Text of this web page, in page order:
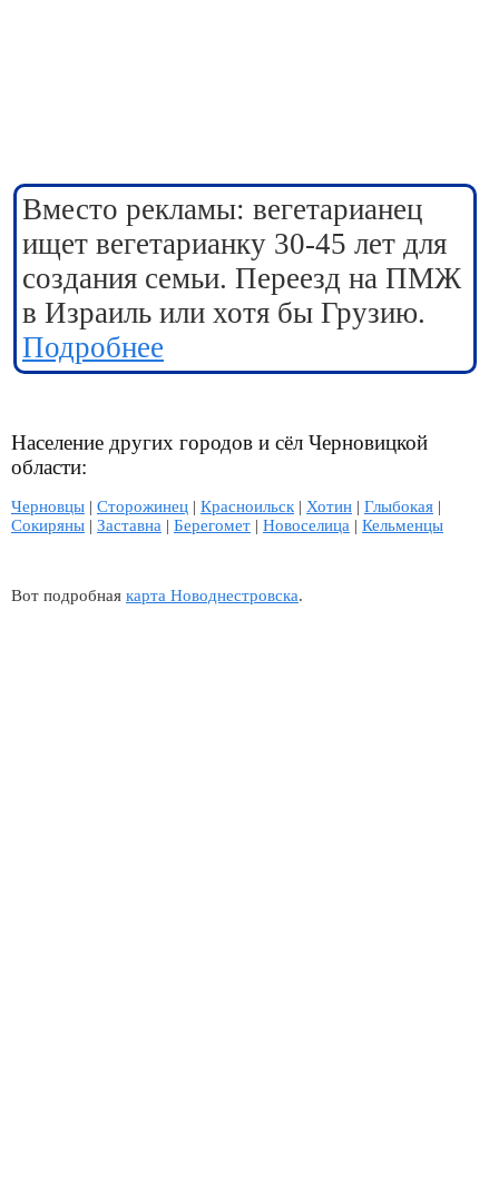
Вместо рекламы: вегетарианец
ищет вегетарианку 30-45 лет для
создания семьи. Переезд на ПМЖ
в Израиль или хотя бы Грузию.
Подробнее
Население других городов и сёл Черновицкой
области:
Черновцы | Сторожинец | Красноильск | Хотин | Глыбокая |
Сокиряны | Заставна | Берегомет | Новоселица | Кельменцы
Вот подробная карта Новоднестровска.